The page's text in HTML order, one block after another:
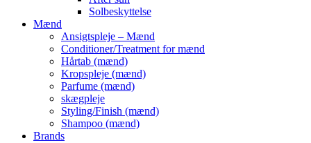
Solbeskyttelse
Mænd
Ansigtspleje – Mænd
Conditioner/Treatment for mænd
Hårtab (mænd)
Kropspleje (mænd)
Parfume (mænd)
skægpleje
Styling/Finish (mænd)
Shampoo (mænd)
Brands